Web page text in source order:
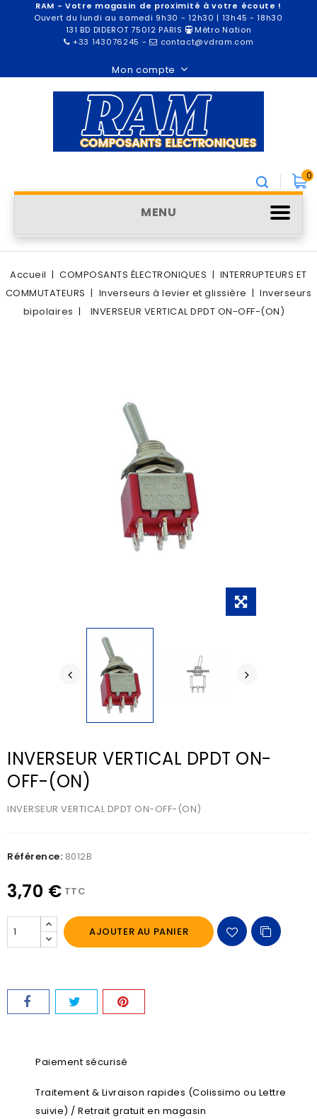
RAM - Votre magasin de proximité à votre écoute !
Ouvert du lundi au samedi 9h30 - 12h30 | 13h45 - 18h30
131 BD DIDEROT 75012 PARIS
Métro Nation
+33 143076245 - contact@vdram.com
Mon compte
0
MENU
Accueil COMPOSANTS ÉLECTRONIQUES
INTERRUPTEURS ET
COMMUTATEURS
Inverseurs à levier et glissière
Inverseurs
bipolaires
INVERSEUR VERTICAL DPDT ON-OFF-(ON)
INVERSEUR VERTICAL DPDT ON-
OFF-(ON)
INVERSEUR VERTICAL DPDT ON-OFF-(ON)
Référence: 8012B
3,70 € TTC
AJOUTER AU PANIER
Paiement sécurisé
Traitement & Livraison rapides (Colissimo ou Lettre
suivie) / Retrait gratuit en magasin